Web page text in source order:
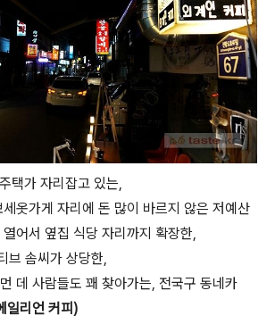
택가 자리잡고 있는,
옷가게 자리에 돈 많이 바르지 않은 저예산
어서 옆집 식당 자리까지 확장한,
브 솜씨가 상당한,
데 사람들도 꽤 찾아가는, 전국구 동네카
일리언 커피)